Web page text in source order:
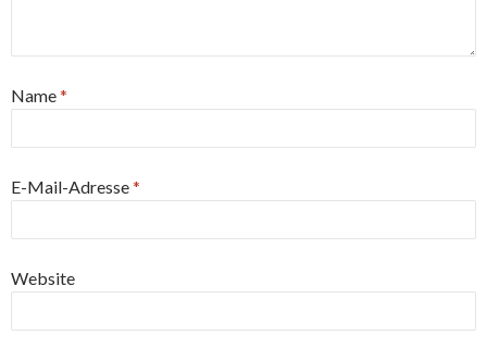
Name*
E-Mail-Adresse*
Website